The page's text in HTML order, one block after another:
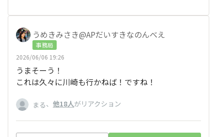
うめきみさき@APだいすきなのんべえ
事務局
2026/06/06 19:26
うまそーう！
これは久々に川崎も行かねば！ですね！
まる、 他18人がリアクション